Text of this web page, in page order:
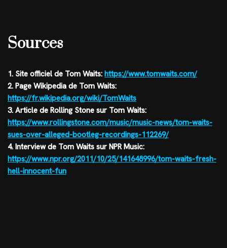
Sources
1. Site officiel de Tom Waits: https://www.tomwaits.com/
2. Page Wikipedia de Tom Waits:
https://fr.wikipedia.org/wiki/TomWaits
3. Article de Rolling Stone sur Tom Waits:
https://www.rollingstone.com/music/music-news/tom-waits-
sues-over-alleged-bootleg-recordings-112269/
4. Interview de Tom Waits sur NPR Music:
https://www.npr.org/2011/10/25/141648996/tom-waits-fresh-
hell-innocent-fun